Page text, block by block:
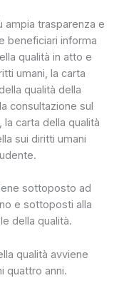
ampia trasparenza e
beneficiari informa
qualità in atto e
umani, la carta
qualità della
consultazione sul
carta della qualità
sui diritti umani
sottoposto ad
e sottoposti alla
della qualità.
qualità avviene
quattro anni.